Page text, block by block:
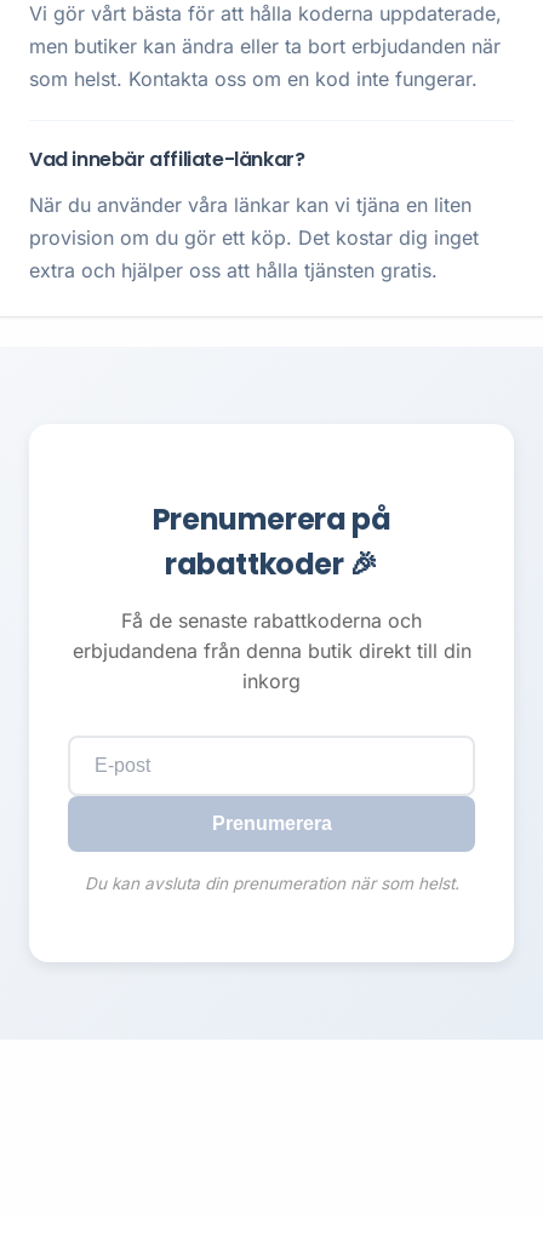
Vi gör vårt bästa för att hålla koderna uppdaterade,
men butiker kan ändra eller ta bort erbjudanden när
som helst. Kontakta oss om en kod inte fungerar.
Vad innebär affiliate-länkar?
När du använder våra länkar kan vi tjäna en liten
provision om du gör ett köp. Det kostar dig inget
extra och hjälper oss att hålla tjänsten gratis.
Prenumerera på
rabattkoder 🎉
Få de senaste rabattkoderna och
erbjudandena från denna butik direkt till din
inkorg
Prenumerera
Du kan avsluta din prenumeration när som helst.